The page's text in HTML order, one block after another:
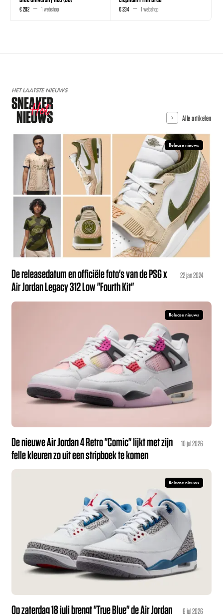
€ 202 1 webshop € 234 1 webshop
HET LAATSTE NIEUWS
SNEAKER
NIEUWS
Hot Alle artikelen
Release nieuws
De releasedatum en officiële foto's van de PSG x
Air Jordan Legacy 312 Low "Fourth Kit"
22 jan 2024
Release nieuws
De nieuwe Air Jordan 4 Retro "Comic" lijkt met zijn
felle kleuren zo uit een stripboek te komen
10 jul 2026
Release nieuws
Op zaterdag 18 juli brengt "True Blue" de Air Jordan
6 jul 2026